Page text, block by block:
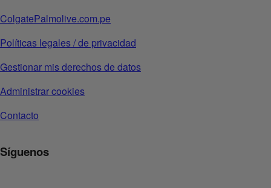
ColgatePalmolive.com.pe
Políticas legales / de privacidad
Gestionar mis derechos de datos
Administrar cookies
Contacto
Síguenos